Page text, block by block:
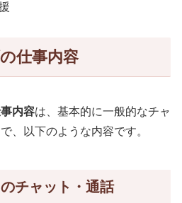
仕事内容
内容は、基本的に一般的なチャ
、以下のような内容です。
チャット・通話